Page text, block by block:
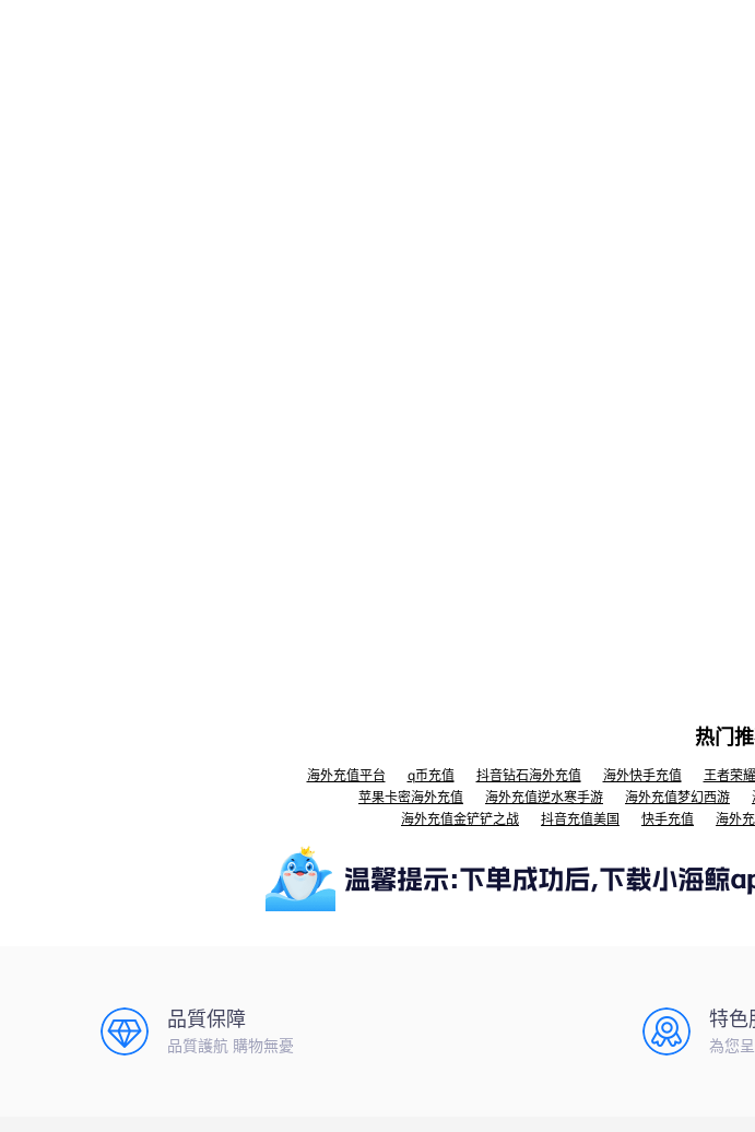
热门
海外充值平台 q币充值 抖音钻石海外充值 海外快手充值 王者荣
苹果卡密海外充值
海外充值逆水寒手游 海外充值梦幻西游
海外充值金铲铲之战
抖音充值美国 快手充值 海外
品質保障
品質護航 購物無憂
特色
為您